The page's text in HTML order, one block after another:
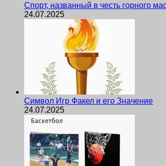
Спорт, названный в честь горного
24.07.2025
Символ Игр Факел и его Значение
24.07.2025